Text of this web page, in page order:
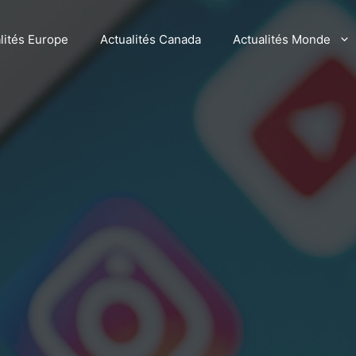
Europe Actualités Canada Actualités Monde